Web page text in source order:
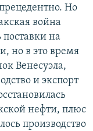
Но
война
на
но в это время
Венесуэла,
и экспорт
нефти, плюс
производство